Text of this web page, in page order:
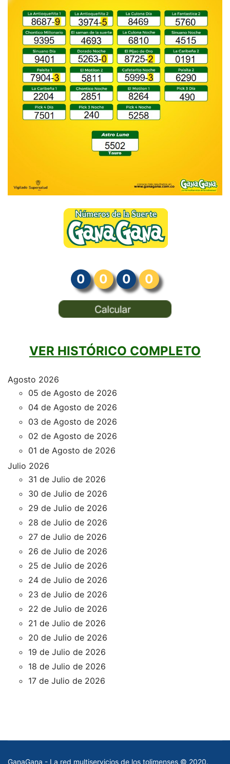
0 0 0 0
VER HISTÓRICO COMPLETO
Agosto 2026
05 de Agosto de 2026
04 de Agosto de 2026
03 de Agosto de 2026
02 de Agosto de 2026
01 de Agosto de 2026
Julio 2026
31 de Julio de 2026
30 de Julio de 2026
29 de Julio de 2026
28 de Julio de 2026
27 de Julio de 2026
26 de Julio de 2026
25 de Julio de 2026
24 de Julio de 2026
23 de Julio de 2026
22 de Julio de 2026
21 de Julio de 2026
20 de Julio de 2026
19 de Julio de 2026
18 de Julio de 2026
17 de Julio de 2026
GanaGana - La red multiservicios de los tolimenses © 2020.